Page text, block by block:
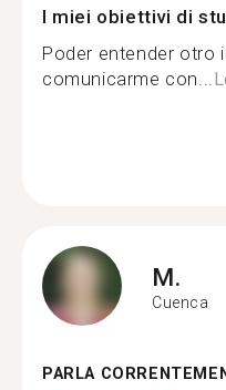
I miei obiettivi di
Poder entender otro
comunicarme con...
M.
Cuenca
PARLA